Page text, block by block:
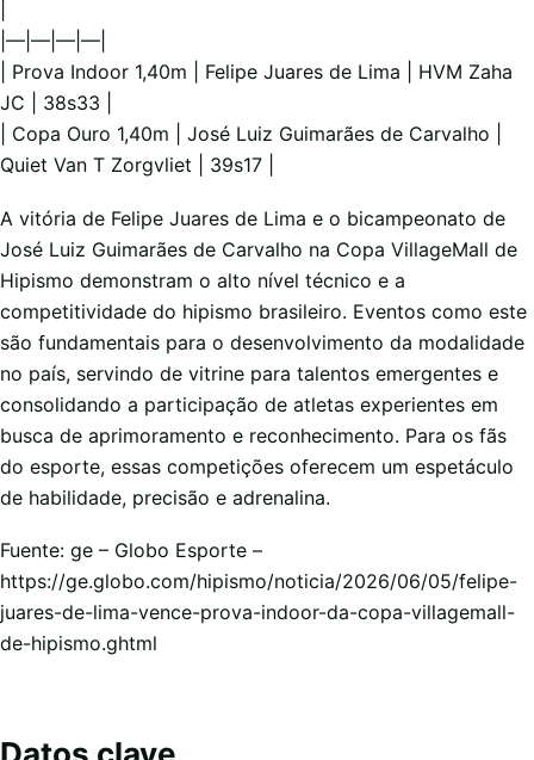
|—|—|—|—|
| Prova Indoor 1,40m | Felipe Juares de Lima | HVM Zaha
JC | 38s33 |
| Copa Ouro 1,40m | José Luiz Guimarães de Carvalho |
Quiet Van T Zorgvliet | 39s17 |
A vitória de Felipe Juares de Lima e o bicampeonato de
José Luiz Guimarães de Carvalho na Copa VillageMall de
Hipismo demonstram o alto nível técnico e a
competitividade do hipismo brasileiro. Eventos como este
são fundamentais para o desenvolvimento da modalidade
no país, servindo de vitrine para talentos emergentes e
consolidando a participação de atletas experientes em
busca de aprimoramento e reconhecimento. Para os fãs
do esporte, essas competições oferecem um espetáculo
de habilidade, precisão e adrenalina.
Fuente: ge – Globo Esporte –
https://ge.globo.com/hipismo/noticia/2026/06/05/felipe-
juares-de-lima-vence-prova-indoor-da-copa-villagemall-
de-hipismo.ghtml